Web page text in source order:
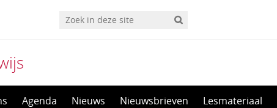
Agenda Nieuws Nieuwsbrieven Lesmateriaal